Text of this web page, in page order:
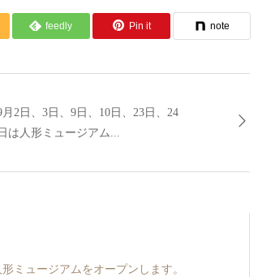
feedly Pin it note
月2日、3日、9日、10日、23日、24
は人形ミュージアム...
ミュージアムをオープンします。